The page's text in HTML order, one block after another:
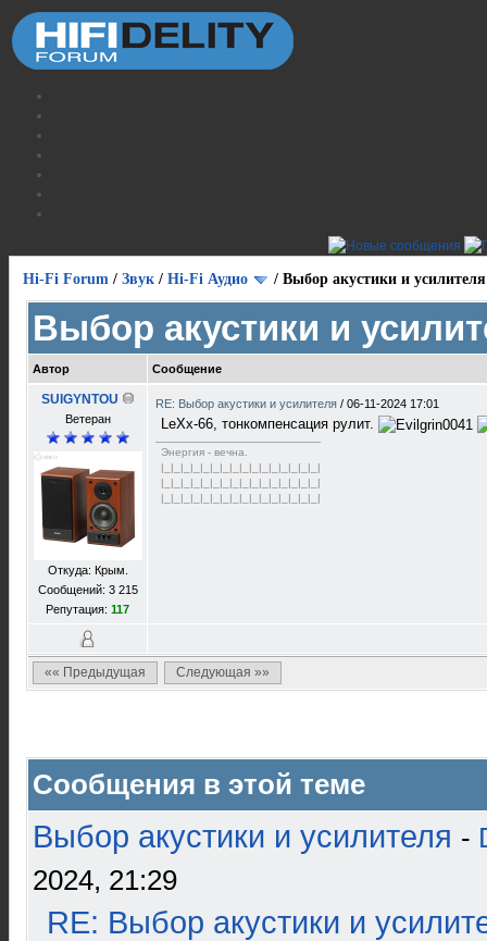
Hi-Fi Forum / Звук / Hi-Fi Аудио / Выбор акустики и усилителя
Выбор акустики и
Автор Сообщение
SUIGYNTOU
Ветеран
Откуда: Крым.
Сообщений: 3 215
Репутация: 117
RE: Выбор акустики и усилителя / 06-11-2024 17:01
LeXx-66, тонкомпенсация рулит.
Энергия - вечна.
|_|_|_|_|_|_|_|_|_|_|_|_|_|_|_|_|
|_|_|_|_|_|_|_|_|_|_|_|_|_|_|_|_|
|_|_|_|_|_|_|_|_|_|_|_|_|_|_|_|_|
«« Предыдущая Следующая »»
Сообщения в этой теме
Выбор акустики и усилителя -
2024, 21:29
RE: Выбор акустики и